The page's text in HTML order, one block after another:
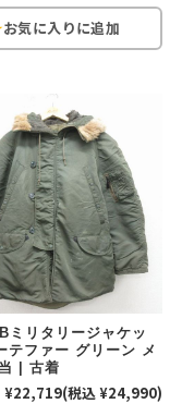
L XL
す
映画
Tシャツ
ミリタリー
ミリタリージャケッ
テファー グリーン メ
| 古着
¥22,719(税込 ¥24,990)